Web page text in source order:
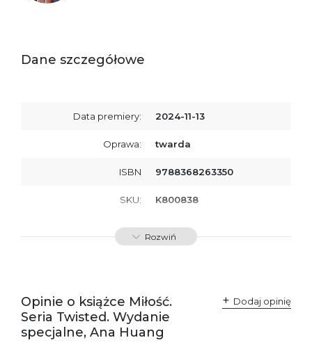
Dane szczegółowe
Data premiery: 2024-11-13
Oprawa: twarda
ISBN 9788368263350
SKU: K800838
Rozwiń
Opinie o książce Miłość.
Seria Twisted. Wydanie
specjalne, Ana Huang
Dodaj opinię